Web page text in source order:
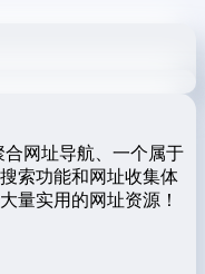
网址导航、一个属于
索功能和网址收集体
量实用的网址资源！